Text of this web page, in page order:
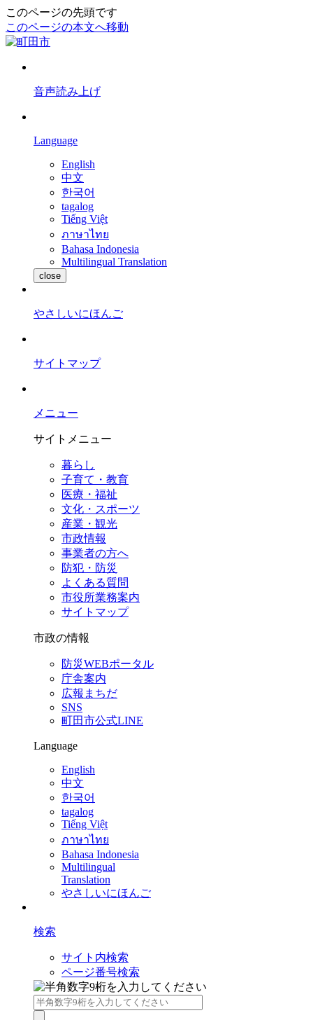
このページの先頭です
このページの本文へ移動
音声読み上げ
Language
English
中文
한국어
tagalog
Tiếng Việt
ภาษาไทย
Bahasa Indonesia
Multilingual Translation
close
やさしいにほんご
サイトマップ
メニュー
サイトメニュー
暮らし
子育て・教育
医療・福祉
文化・スポーツ
産業・観光
市政情報
事業者の方へ
防犯・防災
よくある質問
市役所業務案内
サイトマップ
市政の情報
防災WEBポータル
庁舎案内
広報まちだ
SNS
町田市公式LINE
Language
English
中文
한국어
tagalog
Tiếng Việt
ภาษาไทย
Bahasa Indonesia
Multilingual
Translation
やさしいにほんご
検索
サイト内検索
ページ番号検索